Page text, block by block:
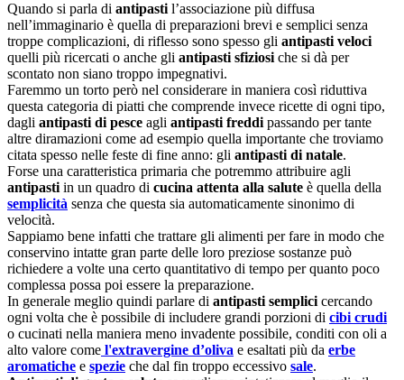
Quando si parla di antipastil’associazione più diffusa
nell’immaginario è quella di preparazioni brevi e semplici senza
troppe complicazioni, di riflesso sono spesso gli antipasti veloci
quelli più ricercati o anche gli antipasti sfiziosiche si dà per
scontato non siano troppo impegnativi.
Faremmo un torto però nel considerare in maniera così riduttiva
questa categoria di piatti che comprende invece ricette di ogni tipo,
dagli antipasti di pesce agli antipasti freddipassando per tante
altre diramazioni come ad esempio quella importante che troviamo
citata spesso nelle feste di fine anno: gli antipasti di natale.
Forse una caratteristica primaria che potremmo attribuire agli
antipastiin un quadro di cucina attenta alla salute è quella della
semplicità senza che questa sia automaticamente sinonimo di
velocità.
Sappiamo bene infatti che trattare gli alimenti per fare in modo che
conservino intatte gran parte delle loro preziose sostanze può
richiedere a volte una certo quantitativo di tempo per quanto poco
complessa possa poi essere la preparazione.
In generale meglio quindi parlare di antipasti semplicicercando
ogni volta che è possibile di includere grandi porzioni di cibi crudi
o cucinati nella maniera meno invadente possibile, conditi con oli a
alto valore come l'extravergine d’oliva e esaltati più da erbe
aromatiche e spezie che dal fin troppo eccessivo sale.